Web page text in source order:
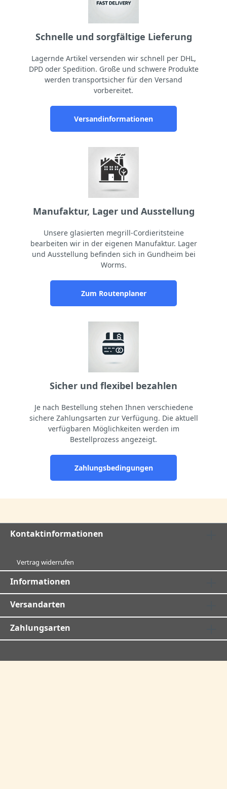
Schnelle und sorgfältige Lieferung
Lagernde Artikel versenden wir schnell per DHL,
DPD oder Spedition. Große und schwere Produkte
werden transportsicher für den Versand
vorbereitet.
Versandinformationen
Manufaktur, Lager und Ausstellung
Unsere glasierten megrill-Cordieritsteine
bearbeiten wir in der eigenen Manufaktur. Lager
und Ausstellung befinden sich in Gundheim bei
Worms.
Zum Routenplaner
Sicher und flexibel bezahlen
Je nach Bestellung stehen Ihnen verschiedene
sichere Zahlungsarten zur Verfügung. Die aktuell
verfügbaren Möglichkeiten werden im
Bestellprozess angezeigt.
Zahlungsbedingungen
Kontaktinformationen
Vertrag widerrufen
Informationen
Versandarten
Zahlungsarten